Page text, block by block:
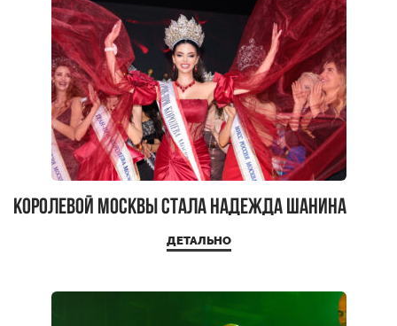
Королевой Москвы стала Надежда Шанина
ДЕТАЛЬНО